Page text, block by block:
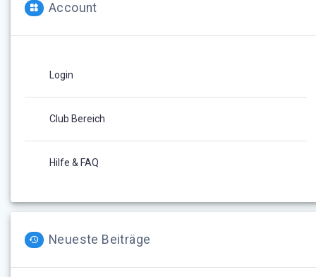
Account
Login
Club Bereich
Hilfe & FAQ
Neueste Beiträge